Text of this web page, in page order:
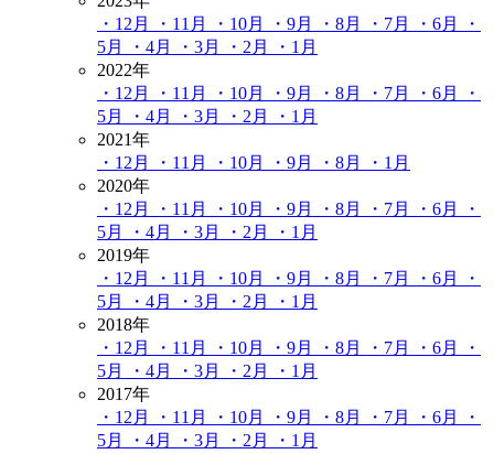
・12月
・11月 ・10月 ・9月 ・8月 ・7月 ・6月
・
5月
・4月 ・3月 ・2月
・1月
2022年
・12月
・11月 ・10月 ・9月 ・8月 ・7月 ・6月
・
5月
・4月 ・3月 ・2月
・1月
2021年
・12月
・11月 ・10月 ・9月 ・8月
・1月
2020年
・12月
・11月 ・10月 ・9月 ・8月 ・7月 ・6月
・
5月
・4月 ・3月 ・2月
・1月
2019年
・12月
・11月 ・10月 ・9月 ・8月 ・7月 ・6月
・
5月
・4月 ・3月 ・2月
・1月
2018年
・12月
・11月 ・10月 ・9月 ・8月 ・7月 ・6月
・
5月
・4月 ・3月 ・2月
・1月
2017年
・12月
・11月 ・10月 ・9月 ・8月 ・7月 ・6月
・
5月
・4月 ・3月 ・2月
・1月